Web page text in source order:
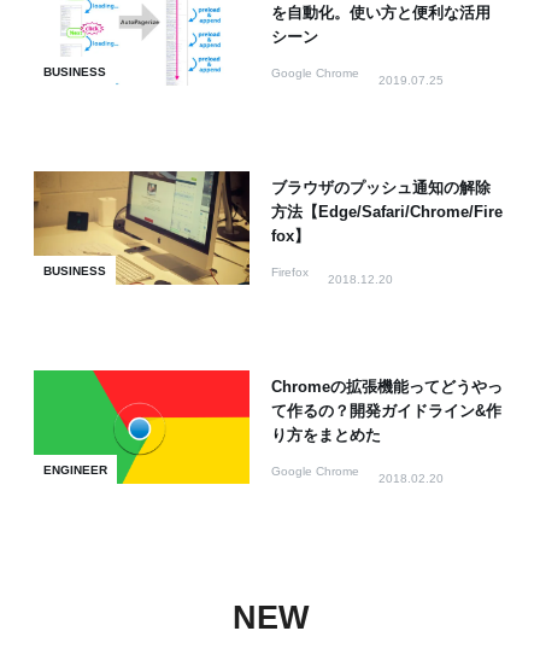
BUSINESS
を自動化。使い方と便利な活用
シーン
Google Chrome
2019.07.25
BUSINESS
ブラウザのプッシュ通知の解除
方法【Edge/Safari/Chrome/Fire
fox】
Firefox
2018.12.20
ENGINEER
Chromeの拡張機能ってどうやっ
て作るの？開発ガイドライン&作
り方をまとめた
Google Chrome
2018.02.20
NEW